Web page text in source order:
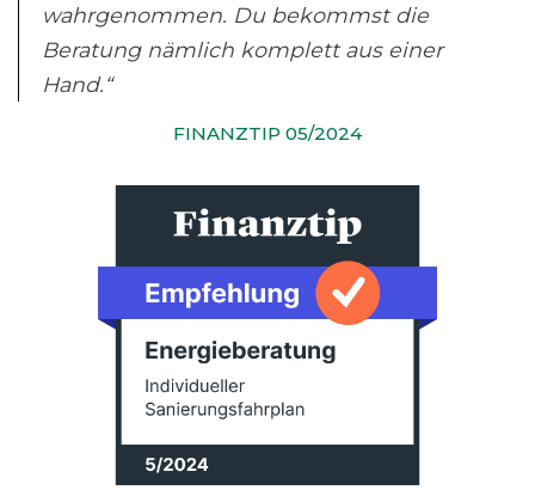
wahrgenommen. Du bekommst die
Beratung nämlich komplett aus einer
Hand.“
FINANZTIP 05/2024